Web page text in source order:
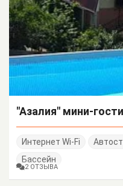
"Азалия" мини-
Интернет Wi-Fi
Бассейн
2 ОТЗЫВА